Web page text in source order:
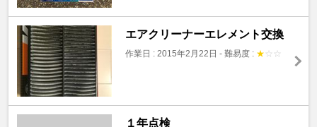
エアクリーナーエレメント交換
作業日 : 2015年2月22日 - 難易度 : ★ ☆ ☆
１年点検